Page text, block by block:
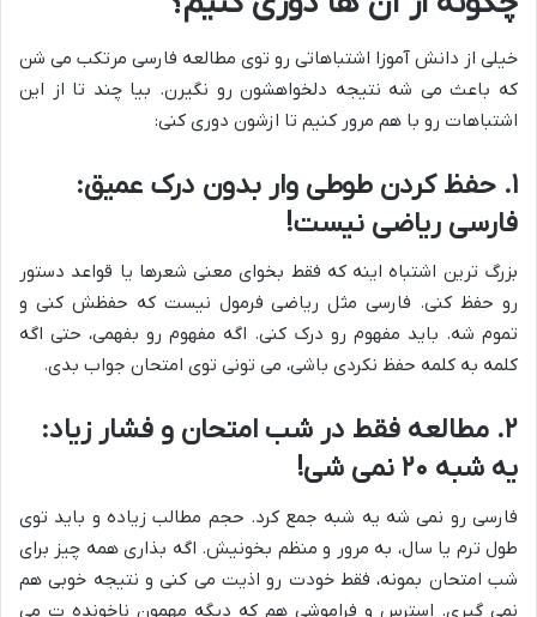
خیلی از دانش آموزا اشتباهاتی رو توی مطالعه فارسی مرتکب می شن
که باعث می شه نتیجه دلخواهشون رو نگیرن. بیا چند تا از این
اشتباهات رو با هم مرور کنیم تا ازشون دوری کنی:
۱. حفظ کردن طوطی وار بدون درک عمیق:
فارسی ریاضی نیست!
بزرگ ترین اشتباه اینه که فقط بخوای معنی شعرها یا قواعد دستور
رو حفظ کنی. فارسی مثل ریاضی فرمول نیست که حفظش کنی و
تموم شه. باید مفهوم رو درک کنی. اگه مفهوم رو بفهمی، حتی اگه
کلمه به کلمه حفظ نکردی باشی، می تونی توی امتحان جواب بدی.
۲. مطالعه فقط در شب امتحان و فشار زیاد:
یه شبه ۲۰ نمی شی!
فارسی رو نمی شه یه شبه جمع کرد. حجم مطالب زیاده و باید توی
طول ترم یا سال، به مرور و منظم بخونیش. اگه بذاری همه چیز برای
شب امتحان بمونه، فقط خودت رو اذیت می کنی و نتیجه خوبی هم
نمی گیری. استرس و فراموشی هم که دیگه مهمون ناخونده ت می